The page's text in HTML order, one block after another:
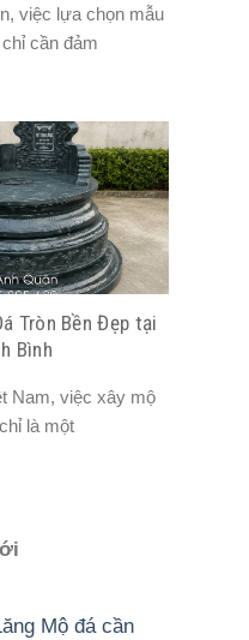
việc lựa chọn mẫu
cần đảm
Tròn Bền Đẹp tại
Bình
Nam, việc xây mộ
là một
Mộ đá cần